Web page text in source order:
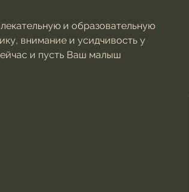
и образовательную
внимание и усидчивость у
и пусть Ваш малыш